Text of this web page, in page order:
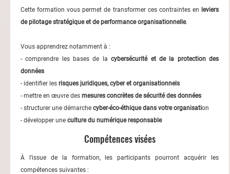
Cette formation vous permet de transformer ces contraintes en leviers
de pilotage stratégique et de performance organisationnelle.
Vous apprendrez notamment à :
- comprendre les bases de lacybersécurité et de la protection des
données
- identifier les risques juridiques, cyber et organisationnels
- mettre en œuvre des mesures concrètes de sécurité des données
- structurer une démarche cyber-éco-éthique dans votre organisation
- développer une culture du numérique responsable
Compétences visées
À l’issue de la formation, les participants pourront acquérir les
compétences suivantes :